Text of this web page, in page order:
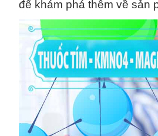
để khám phá thêm về sản